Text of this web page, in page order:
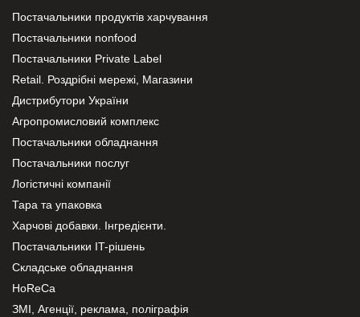
Постачальники продуктів харчування
Постачальники nonfood
Постачальники Private Label
Retail. Роздрібні мережі, Магазини
Дистрибутори України
Агропромисловий комплекс
Постачальники обладнання
Постачальники послуг
Логістичні компанії
Тара та упаковка
Харчові добавки. Інгредієнти.
Постачальники IT-рішень
Складське обладнання
HoReCa
ЗМІ, Агенції, реклама, поліграфія